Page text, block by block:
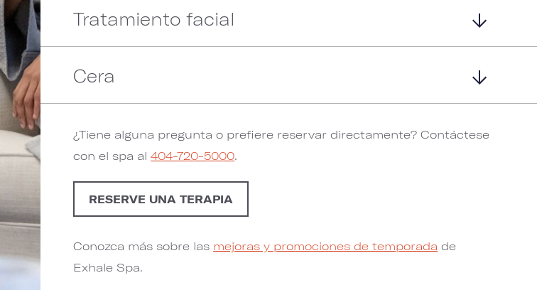
Tratamiento facial
Cera
¿Tiene alguna pregunta o prefiere reservar directamente? Contáctese
con el spa al404-720-5000.
RESERVE UNA TERAPIA
Conozca más sobre las mejoras y promociones de temporada de
Exhale Spa.